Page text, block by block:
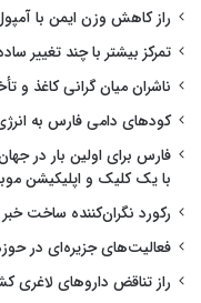
راز کاهش وزن ایمن با
تمرکز بیشتر با چند تغییر
ناشران میان گرانی کاغذ و
کودهای دامی فارس به
فارس برای اولین بار در
با یک کلیک و اپلیکیشن
رکورد نگران‌کننده ساخت
فعالیت‌های جزیره‌ای در
راز تناقض داروهای لاغری